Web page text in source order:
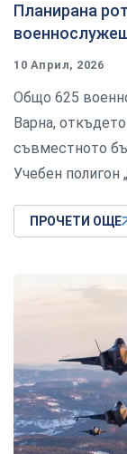
Планирана
10 Април, 2026
Общо 625
Варна,
съвместното
Учебен полигон
ПРОЧЕТИ ОЩЕ